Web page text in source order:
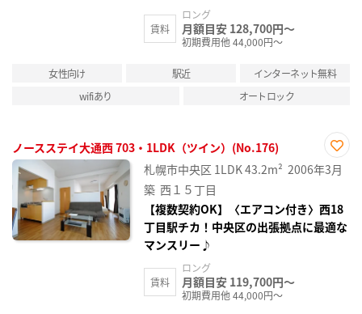
賃料
ロング
月額目安 128,700円～
初期費用他 44,000円～
女性向け 駅近
インターネット無料
wifiあり
オートロック
ノースステイ大通西 703・1LDK（ツイン）(No.176)
お気
に入
札幌市中央区 1LDK43.2m² 2006年3月
築 西１５丁目
【複数契約OK】〈エアコン付き〉西18
丁目駅チカ！中央区の出張拠点に最適な
マンスリー♪
賃料
ロング
月額目安 119,700円～
初期費用他 44,000円～